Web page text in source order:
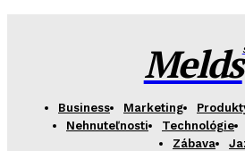
Melds
Business Marketing
Nehnuteľnosti
Technológie
Zábava